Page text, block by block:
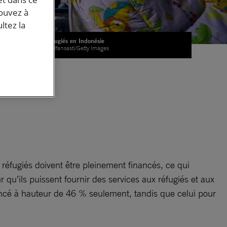
Des réfugiés en Indonésie
© Ulet Ifansasti/Getty Images
doivent être pleinement financés, ce qui
puissent fournir des services aux réfugiés et aux
à hauteur de 46 % seulement, tandis que celui pour
à
la